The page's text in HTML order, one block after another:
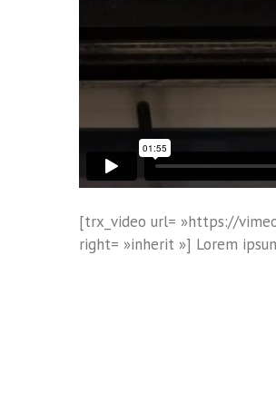
[trx_video url= »https://
right= »inherit »] Lorem